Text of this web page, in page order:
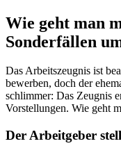
Wie geht man
Sonderfällen
Das Arbeitszeugnis ist
bewerben, doch der
schlimmer: Das Zeugnis
Vorstellungen. Wie geht
Der Arbeitgeber